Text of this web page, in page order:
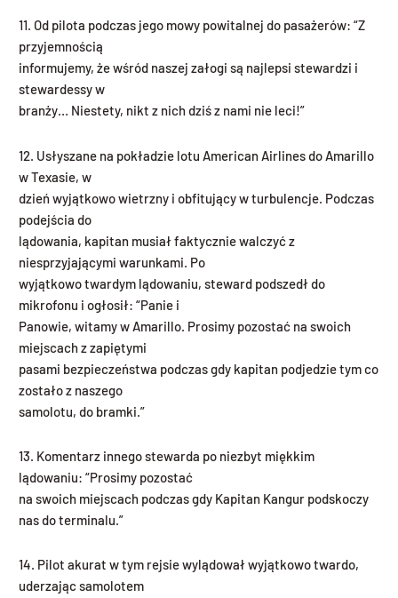
11. Od pilota podczas jego mowy powitalnej do pasażerów: “Z
przyjemnością
informujemy, że wśród naszej załogi są najlepsi stewardzi i
stewardessy w
branży… Niestety, nikt z nich dziś z nami nie leci!”
12. Usłyszane na pokładzie lotu American Airlines do Amarillo
w Texasie, w
dzień wyjątkowo wietrzny i obfitujący w turbulencje. Podczas
podejścia do
lądowania, kapitan musiał faktycznie walczyć z
niesprzyjającymi warunkami. Po
wyjątkowo twardym lądowaniu, steward podszedł do
mikrofonu i ogłosił: “Panie i
Panowie, witamy w Amarillo. Prosimy pozostać na swoich
miejscach z zapiętymi
pasami bezpieczeństwa podczas gdy kapitan podjedzie tym co
zostało z naszego
samolotu, do bramki.”
13. Komentarz innego stewarda po niezbyt miękkim
lądowaniu: “Prosimy pozostać
na swoich miejscach podczas gdy Kapitan Kangur podskoczy
nas do terminalu.”
14. Pilot akurat w tym rejsie wylądował wyjątkowo twardo,
uderzając samolotem